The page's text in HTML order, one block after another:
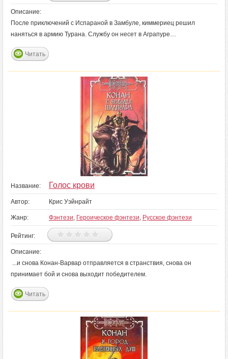
Описание:
После приключений с Испараной в Замбуле, киммериец решил
наняться в армию Турана. Службу он несет в Аграпуре…
Читать
Название: Голос крови
Автор: Крис Уэйнрайт
Жанр: Фэнтези, Героическое фэнтези, Русское фэнтези
Рейтинг:
Описание:
...и снова Конан-Варвар отправляется в странствия, снова он
принимает бой и снова выходит победителем.
Читать